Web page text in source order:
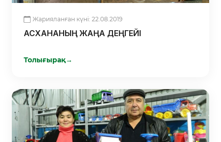
Жарияланған күні: 22.08.2019
АСХАНАНЫҢ ЖАҢА ДЕҢГЕЙІ
Толығырақ→